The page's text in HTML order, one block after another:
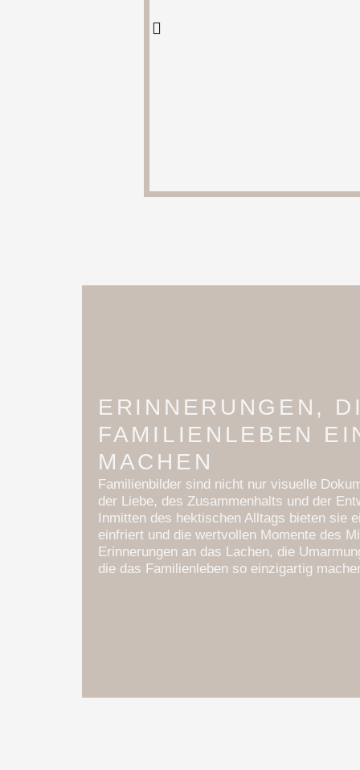
ERINNERUNGEN,
FAMILIENLEBEN
MACHEN
Familienbilder sind nicht nur visuelle
der Liebe, des Zusammenhalts und der
Inmitten des hektischen Alltags bieten sie
einfriert und die wertvollen Momente des
Erinnerungen an das Lachen, die
die das Familienleben so einzigartig